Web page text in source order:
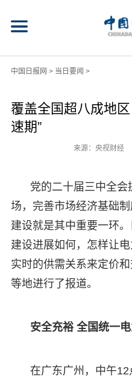
中国日报网 > 当日要闻 >
覆盖全国超八成地
速期”
来源：央视财经
党的二十届三中全
场，完善市场经济基础
建设就是其中重要一环
建设进展如何，怎样让
实时的供需关系来定价
等地进行了报道。
安全充裕 全国统一
在广东广州，中午